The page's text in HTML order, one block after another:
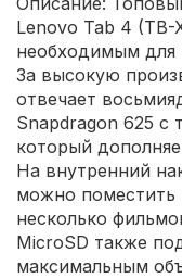
Lenovo Tab 4
необходимым для
За высокую
отвечает
Snapdragon 625 с
который
На внутренний
можно
несколько
MicroSD также
максимальным